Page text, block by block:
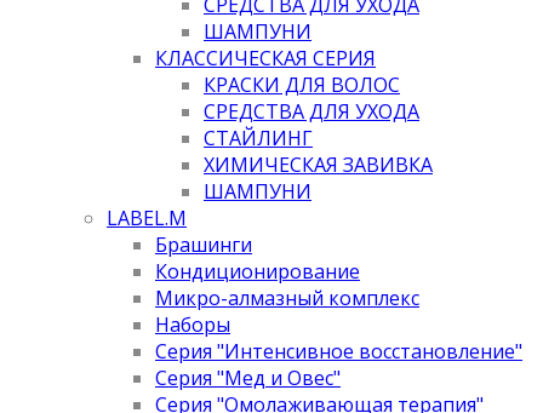
ШАМПУНИ
КЛАССИЧЕСКАЯ СЕРИЯ
КРАСКИ ДЛЯ ВОЛОС
СРЕДСТВА ДЛЯ УХОДА
СТАЙЛИНГ
ХИМИЧЕСКАЯ ЗАВИВКА
ШАМПУНИ
LABEL.M
Брашинги
Кондиционирование
Микро-алмазный комплекс
Наборы
Серия "Интенсивное восстановление"
Серия "Мед и Овес"
Серия "Омолаживающая терапия"